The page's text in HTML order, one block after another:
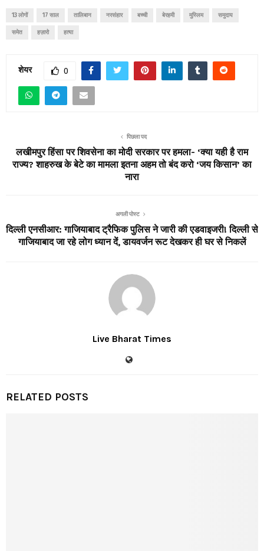
13 लोगों 17 साल तालिबान नरसंहार बच्ची बेरहमी मुस्लिम समुदाय
समेत हज़ारो हत्या
शेयर 0
पिछला पद
लखीमपुर हिंसा पर शिवसेना का मोदी सरकार पर हमला- ‘क्या यही है राम
राज्य? शाहरुख के बेटे का मामला इतना अहम तो बंद करो ‘जय किसान’ का
नारा
अगली पोस्ट
दिल्ली एनसीआर: गाजियाबाद ट्रैफिक पुलिस ने जारी की एडवाइजरी! दिल्ली से
गाजियाबाद जा रहे लोग ध्यान दें, डायवर्जन रूट देखकर ही घर से निकलें
Live Bharat Times
RELATED POSTS